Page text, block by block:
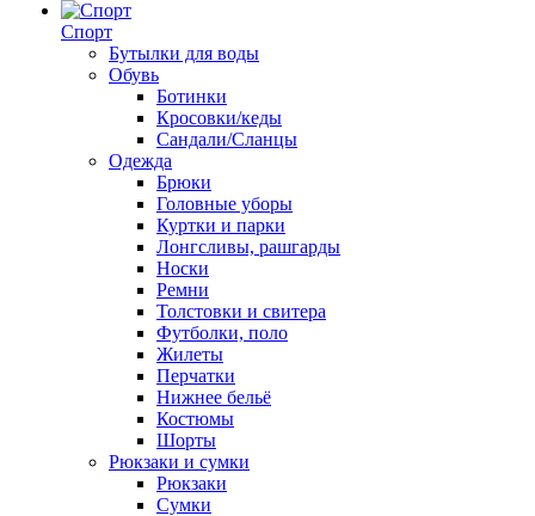
Спорт
Бутылки для воды
Обувь
Ботинки
Кросовки/кеды
Сандали/Сланцы
Одежда
Брюки
Головные уборы
Куртки и парки
Лонгсливы, рашгарды
Носки
Ремни
Толстовки и свитера
Футболки, поло
Жилеты
Перчатки
Нижнее бельё
Костюмы
Шорты
Рюкзаки и сумки
Рюкзаки
Сумки